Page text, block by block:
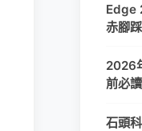
Edge
赤腳
2026
前必
石頭